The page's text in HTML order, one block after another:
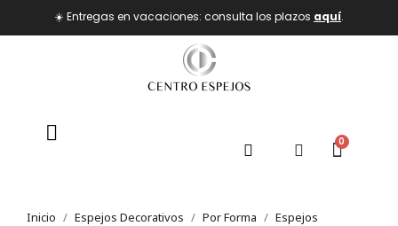
☀️ Entregas en vacaciones: consulta los plazos aquí.
Inicio Espejos Decorativos Por Forma
Espejos